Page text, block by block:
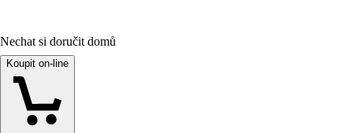
Nechat si doručit domů
Koupit on-line